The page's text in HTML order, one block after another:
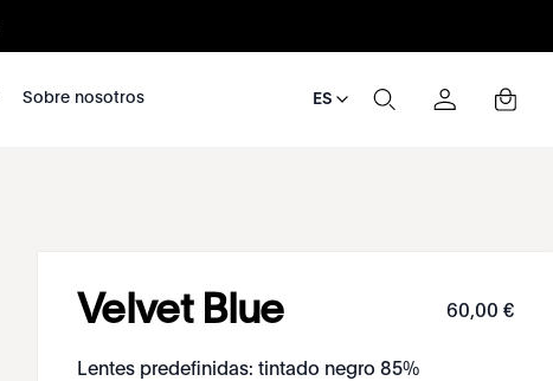
Sobre nosotros ES
Velvet Blue 60,00 €
Lentes predefinidas: tintado negro 85%